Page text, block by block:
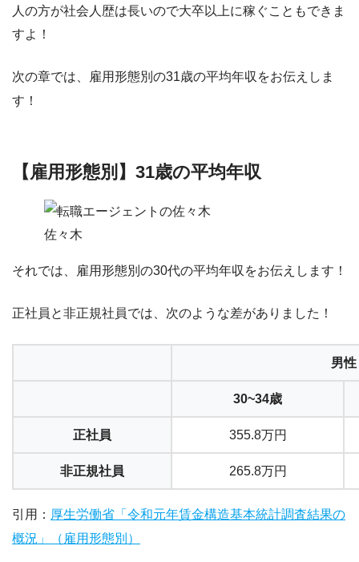
人の方が社会人歴は長いので大卒以上に稼ぐこともできま
すよ！
次の章では、雇用形態別の31歳の平均年収をお伝えしま
す！
【雇用形態別】31歳の平均年収
佐々木
それでは、 雇用形態別の30代の平均年収 をお伝えします！
正社員と非正規社員では、次のような差がありました！
男性
30~34歳
正社員 355.8万円
非正規社員 265.8万円
引用： 厚生労働省「令和元年賃金構造基本統計調査結果の
概況」（雇用形態別）